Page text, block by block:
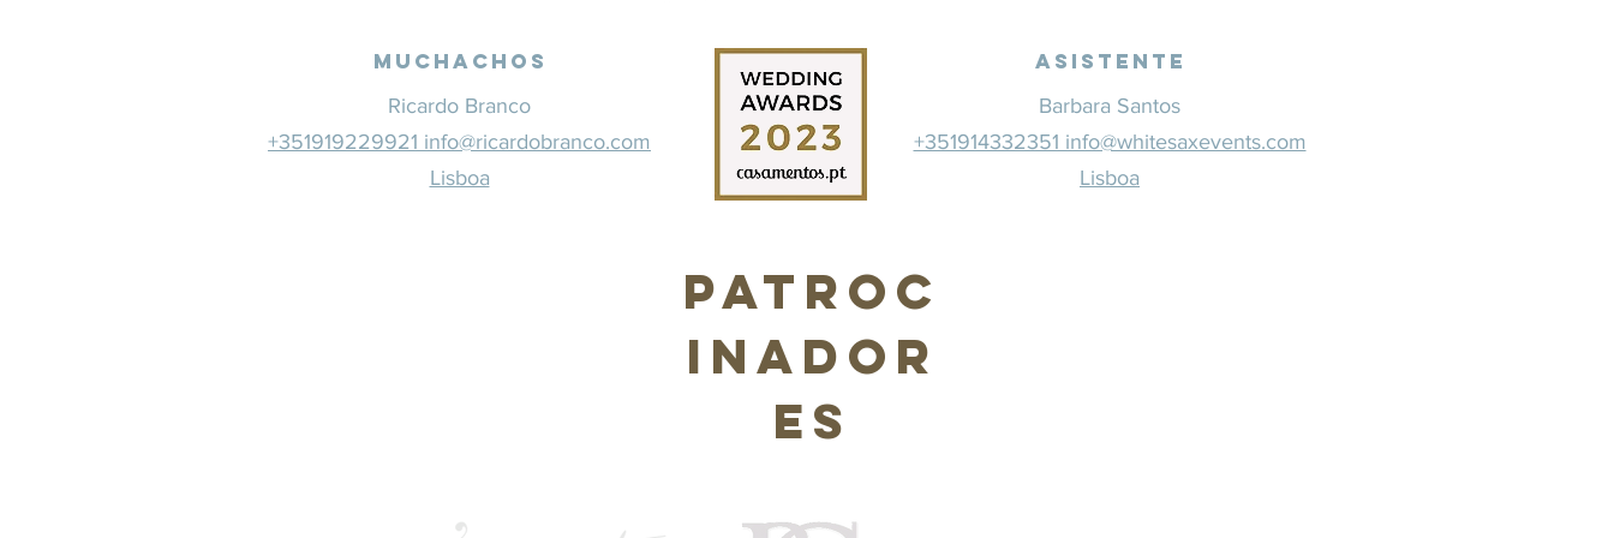
Muchachos
Ricardo Branco
+351919229921 info@ricardobranco.com
Lisboa
Asistente
Barbara Santos
+351914332351 info@whitesaxevents.com
Lisboa
Patroc
inador
es